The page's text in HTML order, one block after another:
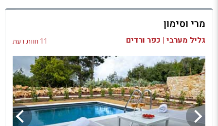
למתחם זה
בדיקת זמינות ומחירים
מרי וסימון
גליל מערבי | כפר ורדים 11 חוות דעת